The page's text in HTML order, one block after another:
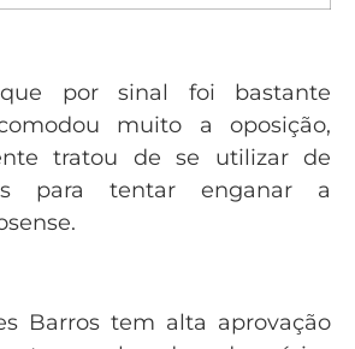
por sinal foi bastante
muito a oposição,
tratou de se utilizar de
para tentar enganar a
Barros tem alta aprovação